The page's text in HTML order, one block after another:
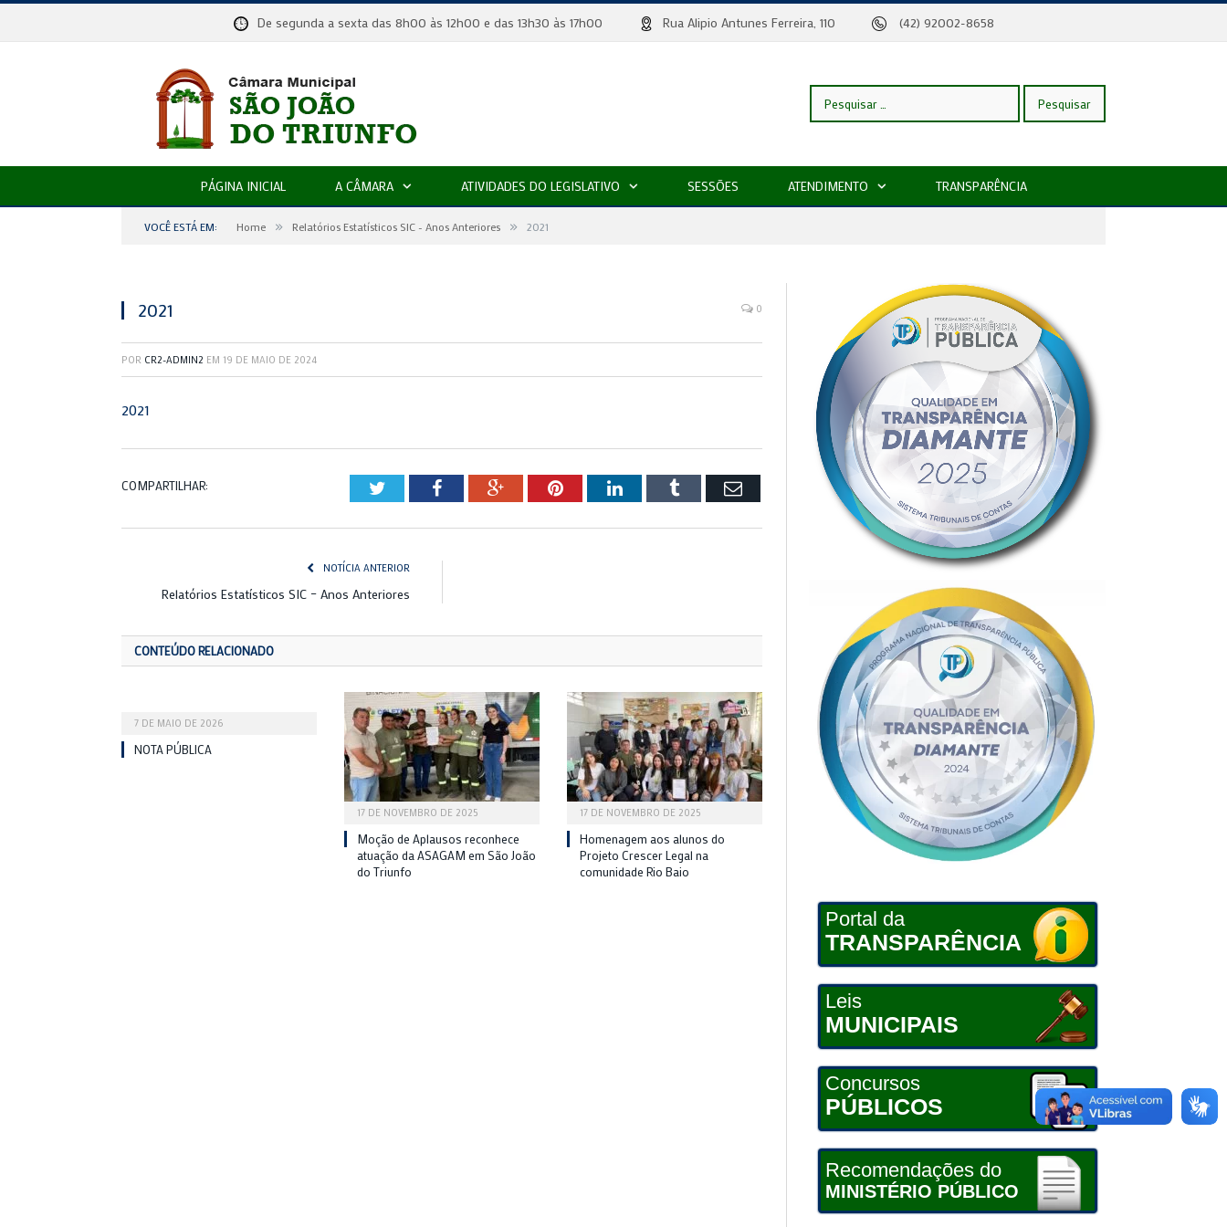
De segunda a sexta das 8h00 às 12h00 e das 13h30 às 17h00 Rua Alipio Antunes Ferreira, 110 (42) 92002-8658
Pesquisar
PÁGINA INICIAL A CÂMARA ATIVIDADES DO LEGISLATIVO SESSÕES ATENDIMENTO TRANSPARÊNCIA
VOCÊ ESTÁ EM: Home » Relatórios Estatísticos SIC - Anos Anteriores » 2021
2021 0
POR CR2-ADMIN2 EM 19 DE MAIO DE 2024
2021
COMPARTILHAR: TwitterFacebookGoogle+PinterestLinkedInTumblr Email
NOTÍCIA ANTERIOR
Relatórios Estatísticos SIC – Anos Anteriores
CONTEÚDO RELACIONADO
7 DE MAIO DE 2026
NOTA PÚBLICA
17 DE NOVEMBRO DE 2025
Moção de Aplausos reconhece
atuação da ASAGAM em São João
do Triunfo
17 DE NOVEMBRO DE 2025
Homenagem aos alunos do
Projeto Crescer Legal na
comunidade Rio Baio
Portal da
TRANSPARÊNCIA
Leis
MUNICIPAIS
Concursos
PÚBLICOS
Recomendações do
MINISTÉRIO PÚBLICO